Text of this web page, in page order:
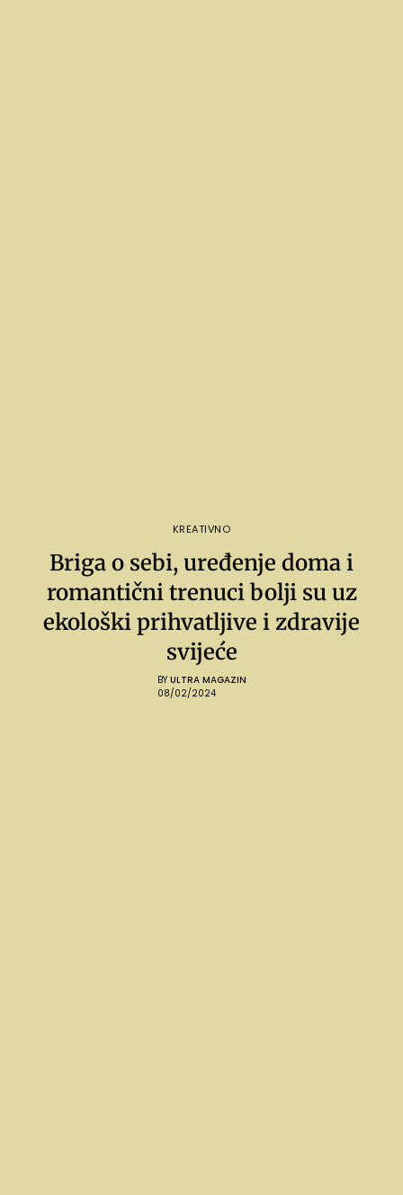
KREATIVNO
Briga o sebi, uređenje doma i
romantični trenuci bolji su uz
ekološki prihvatljive i zdravije
svijeće
BY ULTRA MAGAZIN
08/02/2024